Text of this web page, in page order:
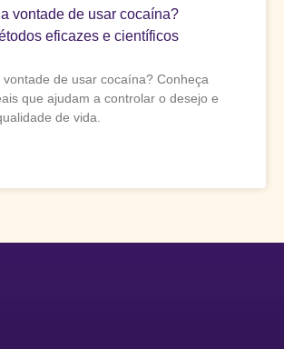
vontade de usar cocaína?
eficazes e científicos
de usar cocaína? Conheça
que ajudam a controlar o desejo e
de vida.